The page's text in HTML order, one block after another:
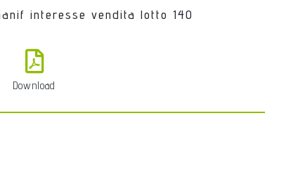
interesse vendita lotto 14O
Download